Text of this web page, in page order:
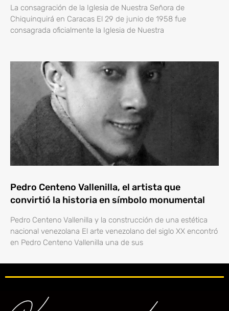
La consagración de la Iglesia de Nuestra Señora de
Chiquinquirá en Caracas El 29 de junio de 1958 fue
consagrada oficialmente la Iglesia de Nuestra
Pedro Centeno Vallenilla, el artista que
convirtió la historia en símbolo monumental
Pedro Centeno Vallenilla y la construcción de una estética
nacional venezolana El arte venezolano del siglo XX encontró
en Pedro Centeno Vallenilla una de sus